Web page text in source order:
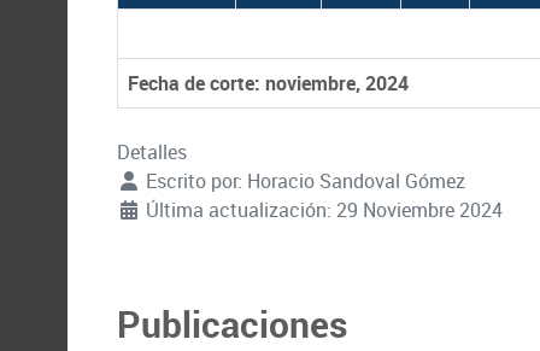
Fecha de corte: noviembre, 2024
Detalles
Escrito por: Horacio Sandoval Gómez
Última actualización: 29 Noviembre 2024
Publicaciones